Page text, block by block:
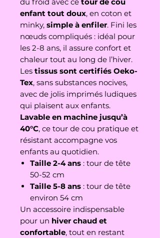
enfant tout doux, en coton et
minky, simple à enfiler. Fini les
nœuds compliqués : idéal pour
les 2-8 ans, il assure confort et
chaleur tout au long de l’hiver.
Les tissus sont certifiés Oeko-
Tex, sans substances nocives,
avec de jolis imprimés ludiques
qui plaisent aux enfants.
Lavable en machine jusqu’à
40°C, ce tour de cou pratique et
résistant accompagne vos
enfants au quotidien.
Taille 2-4 ans : tour de tête
50-52 cm
Taille 5-8 ans : tour de tête
environ 54 cm
Un accessoire indispensable
pour un hiver chaud et
confortable, tout en restant